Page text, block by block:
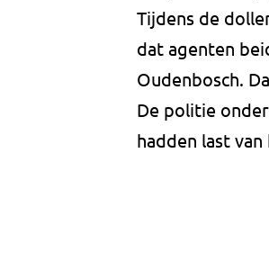
Tijdens de
dat agenten
Oudenbosch.
De politie
hadden last